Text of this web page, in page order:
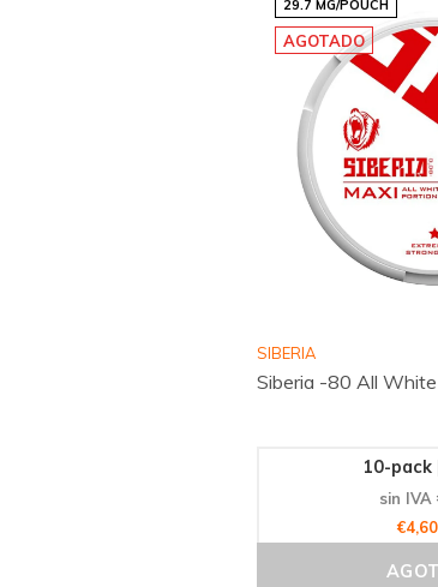
29.7 MG/POUCH
AGOTADO
SIBERIA
Siberia -80 All
10-pack
sin IVA